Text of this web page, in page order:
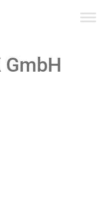
GmbH